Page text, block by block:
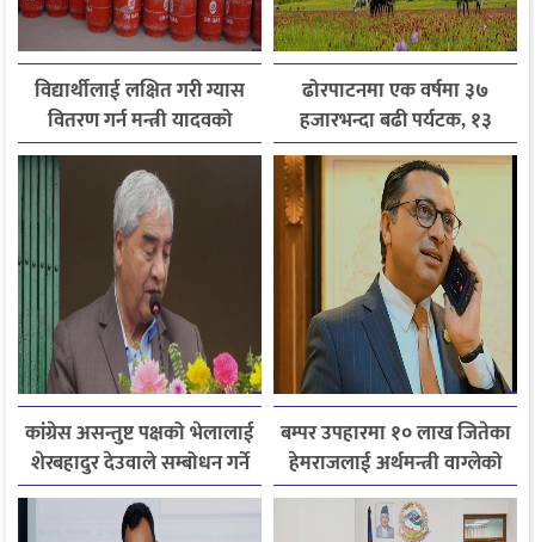
विद्यार्थीलाई लक्षित गरी ग्यास
वितरण गर्न मन्त्री यादवको
निर्देशन
ढोरपाटनमा एक वर्षमा ३७
हजारभन्दा बढी पर्यटक, १३
हजारले बढ्यो आगमन
कांग्रेस असन्तुष्ट पक्षको भेलालाई
शेरबहादुर देउवाले सम्बोधन गर्ने
बम्पर उपहारमा १० लाख जितेका
हेमराजलाई अर्थमन्त्री वाग्लेको
फोन, रुपन्देहीकी सपनाले
जितिन् एक लाख